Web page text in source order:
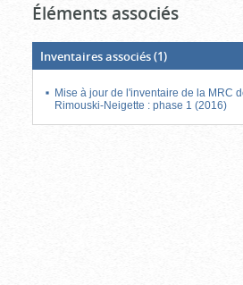
Éléments associés
Inventaires associés(1)
Mise à jour de l'inventaire de la MRC
Rimouski-Neigette : phase 1 (2016)